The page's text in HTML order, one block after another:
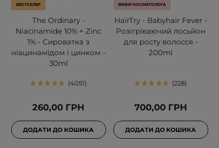
БЕСТСЕЛЕР
The Ordinary -
Niacinamide 10% + Zinc
1% - Сироватка з
ніацинамідом і цинком -
30ml
4051
260,00 ГРН
ДОДАТИ ДО КОШИКА
ВИБІР КОСМЕТОЛОГА
HairTry - Babyhair Fever -
Розігріваючий лосьйон
для росту волосся -
200ml
228
700,00 ГРН
ДОДАТИ ДО КОШИКА